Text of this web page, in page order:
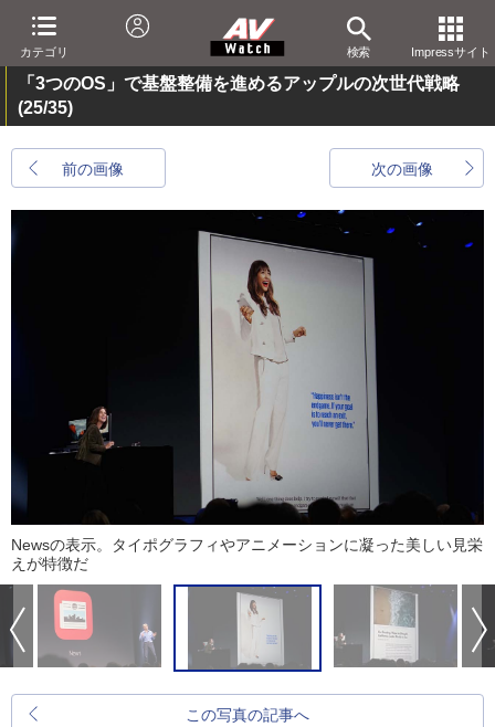
カテゴリ 検索 Impressサイト
「3つのOS」で基盤整備を進めるアップルの次世代戦略
(25/35)
前の画像 次の画像
Newsの表示。タイポグラフィやアニメーションに凝った美しい見栄
えが特徴だ
この写真の記事へ